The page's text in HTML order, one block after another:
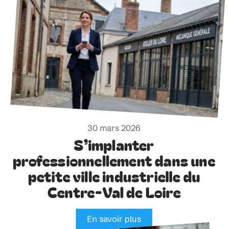
30 mars 2026
S’implanter
professionnellement dans une
petite ville industrielle du
Centre-Val de Loire
En savoir plus